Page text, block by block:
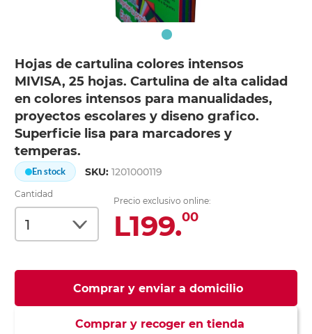
Hojas de cartulina colores intensos
MIVISA, 25 hojas. Cartulina de alta calidad
en colores intensos para manualidades,
proyectos escolares y diseno grafico.
Superficie lisa para marcadores y
temperas.
En stock SKU:1201000119
Cantidad
Precio exclusivo online:
L199.00
Comprar y enviar a domicilio
Comprar y recoger en tienda